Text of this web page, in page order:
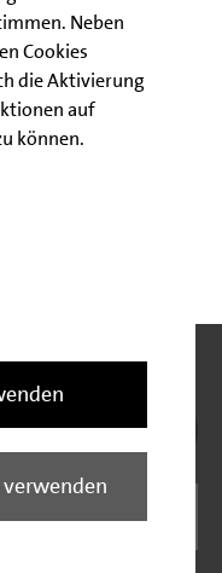
Neben
Cookies
die Aktivierung
auf
können.
für